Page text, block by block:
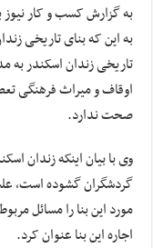
به گزارش کسب و کار نیوز
به این که بنای تاریخی
تاریخی زندان اسکندر
اوقاف و میراث فرهنگی
صحت ندارد.
وی با بیان اینکه زندان
گردشگران گشوده است،
مورد این بنا را مسائل
اجاره این بنا عنوان کرد.